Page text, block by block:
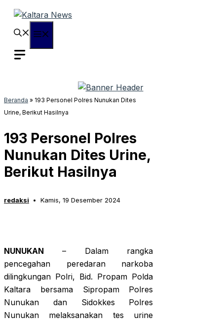
Langsung
Beranda » 193 Personel Polres Nunukan Dites
Urine, Berikut Hasilnya
193 Personel Polres
Nunukan Dites Urine,
Berikut Hasilnya
redaksi Kamis, 19 Desember 2024
NUNUKAN – Dalam rangka
pencegahan peredaran narkoba
dilingkungan Polri, Bid. Propam Polda
Kaltara bersama Sipropam Polres
Nunukan dan Sidokkes Polres
Nunukan melaksanakan tes urine